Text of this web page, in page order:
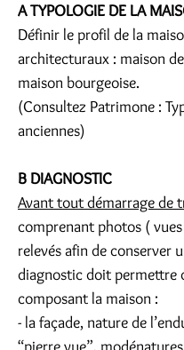
A TYPOLOGIE DE LA
Définir le profil de la
architecturaux : maison
maison bourgeoise.
(Consultez Patrimone :
anciennes)
B DIAGNOSTIC
Avant tout démarrage de
comprenant photos (
relevés afin de conserver
diagnostic doit permettre
composant la maison :
- la façade, nature de